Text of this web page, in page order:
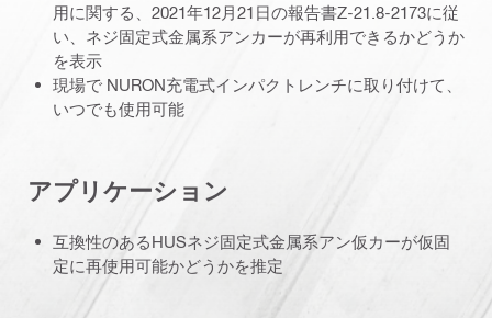
用に関する、2021年12月21日の報告書Z-21.8-2173に従
い、ネジ固定式金属系アンカーが再利用できるかどうか
を表示
現場で NURON充電式インパクトレンチに取り付けて、
いつでも使用可能
アプリケーション
互換性のあるHUSネジ固定式金属系アン仮カーが仮固
定に再使用可能かどうかを推定